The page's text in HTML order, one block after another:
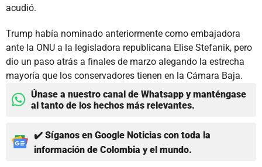
acudió.
Trump había nominado anteriormente como embajadora
ante la ONU a la legisladora republicana Elise Stefanik, pero
dio un paso atrás a finales de marzo alegando la estrecha
mayoría que los conservadores tienen en la Cámara Baja.
Únase a nuestro canal de Whatsapp y manténgase
al tanto de los hechos más relevantes.
✔️ Síganos en Google Noticias con toda la
información de Colombia y el mundo.